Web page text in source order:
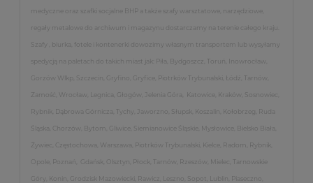
medyczne oraz szafki socjalne BHP a także szafy warsztatowe, narzędziowe,
regały metalowe do archiwum i magazynu dostarczamy na terenie całego kraju.
Szafy , biurka, fotele i kontenerki dowozimy własnym transportem lub wysyłamy
spedycją na paletach do takich miast jak: Piła, Bydgoszcz, Toruń, Inowrocław,
Gorzów Wlkp, Szczecin, Gryfino, Gryfice, Piotrków Trybunalski, Łódź, Tarnów,
Zamość, Wrocław, Legnica, Głogów, Jelenia Góra, Katowice, Kraków, Sosnowiec,
Rybnik, Dąbrowa Górnicza, Tychy, Jaworzno, Słupsk, Koszalin, Kołobrzeg, Ruda
Śląska, Chorzów, Bytom, Gliwice, Siemianowice Śląskie, Mysłowice, Bielsko Biała,
Żywiec, Częstochowa, Warszawa, Piotrków Trybunalski, Kielce, Radom, Rybnik,
Opole, Poznań, Gdańsk, Olsztyn, Płock, Tarnów, Rzeszów, Mielec, Tarnowskie
Góry, Konin, Grodzisk Mazowiecki, Rawicz, Leszno, Sopot, Lublin, Piaseczno,